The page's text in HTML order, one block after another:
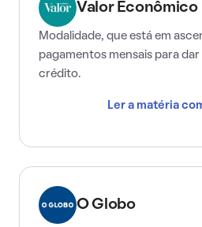
Valor Econômico
Modalidade, que está em
pagamentos mensais para
crédito.
Ler a matéria
O Globo